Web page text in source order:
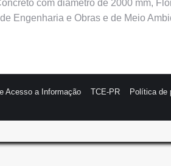
com diâmetro de 2000 mm,
Engenharia e Obras e de Meio
Acesso a Informação TCE-PR
Política de